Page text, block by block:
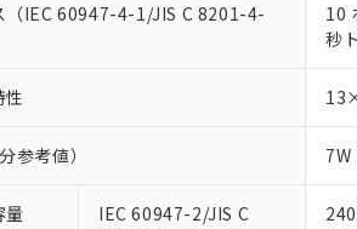
（IEC 60947-4-1/JIS C 8201-4-
10
秒
性
参考値） 7W
量
IEC 60947-2/JIS C
ご利用条件
本サービス
対応済み：EU
対応予定：EU
対応予定なし：
調査・確認中：
非該当品：ライ
仕入先様の事情
*EU RoHS指令（10物質
「○」：最大均質
「×」：最大均質
当社は、こ